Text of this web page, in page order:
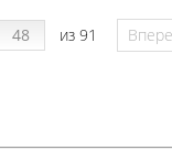
из 91